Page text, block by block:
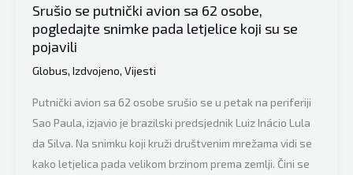
Srušio se putnički avion sa 62 osobe,
pogledajte snimke pada letjelice koji su se
pojavili
Globus, Izdvojeno, Vijesti
Putnički avion sa 62 osobe srušio se u petak na periferiji
Sao Paula, izjavio je brazilski predsjednik Luiz Inácio Lula
da Silva. Na snimku koji kruži društvenim mrežama vidi se
kako letjelica pada velikom brzinom prema zemlji. Čini se